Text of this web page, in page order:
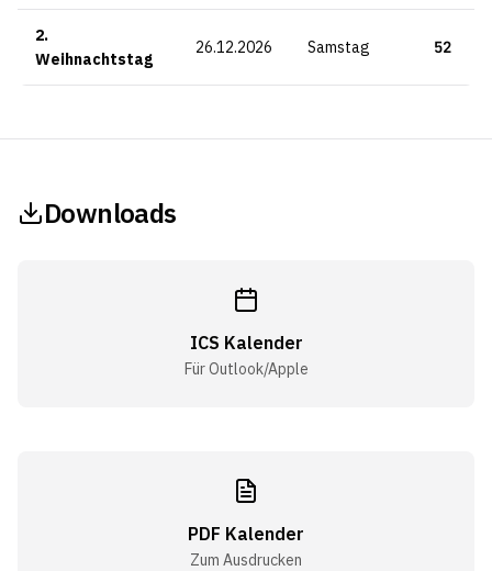
2.
Weihnachtstag
26.12.2026 Samstag 52
Downloads
ICS Kalender
Für Outlook/Apple
PDF Kalender
Zum Ausdrucken